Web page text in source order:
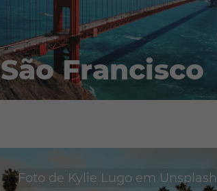
São Francisco
Foto de Kylie Lugo em Unsplash